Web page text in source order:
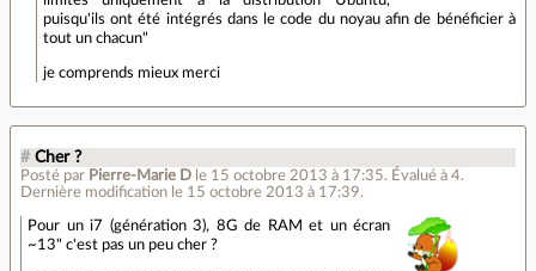
puisqu'ils ont été intégrés dans le code du noyau afin de bénéficier à
tout un chacun"
je comprends mieux merci
# Cher ?
Posté par Pierre-Marie D le 15 octobre 2013 à 17:35. Évalué à 4.
Dernière modification le 15 octobre 2013 à 17:39.
Pour un i7 (génération 3), 8G de RAM et un écran
~13" c'est pas un peu cher ?